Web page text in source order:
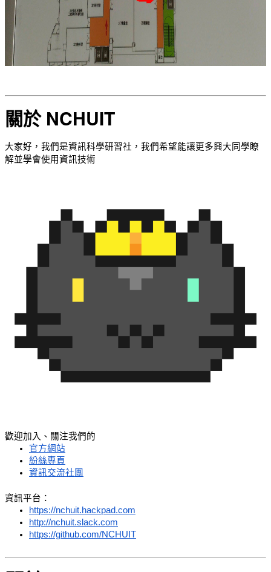
關於 NCHUIT
大家好，我們是資訊科學研習社，我們希望能讓更多興大同學瞭
解並學會使用資訊技術
歡迎加入、關注我們的
官方網站
紛絲專頁
資訊交流社團
資訊平台：
https://nchuit.hackpad.com
http://nchuit.slack.com
https://github.com/NCHUIT